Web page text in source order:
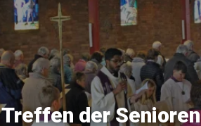
Treffen der Senioren